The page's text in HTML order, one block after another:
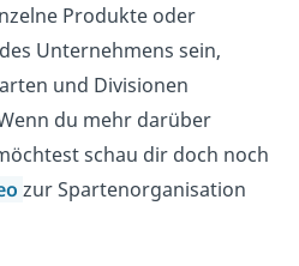
Produkte oder
Unternehmens sein,
und Divisionen
du mehr darüber
schau dir doch noch
zur Spartenorganisation